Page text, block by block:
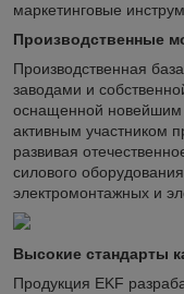
маркетинговые
Производственные
Производственная
заводами и
оснащенной новейшим
активным участником
развивая
силового
электромонтажных и
Высокие стандарты
Продукция EKF